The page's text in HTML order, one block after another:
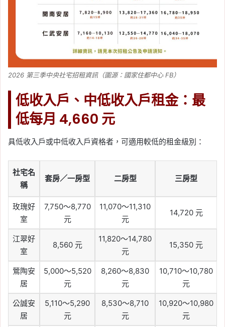
2026 第三季中央社宅招租資訊（圖源：國家住都中心 FB）
低收入戶、中低收入戶租金：最
低每月 4,660 元
具低收入戶或中低收入戶資格者，可適用較低的租金級別：
社宅名
稱
套房／一房型 二房型 三房型
玫瑰好
室
7,750～8,770
元
11,070～11,310
元
14,720 元
江翠好
室
8,560 元
11,820～14,780
元
15,350 元
鶯陶安
居
5,000～5,520
元
8,260～8,830
元
10,710～10,780
元
公誠安
居
5,110～5,290
元
8,530～8,710
元
10,920～10,980
元